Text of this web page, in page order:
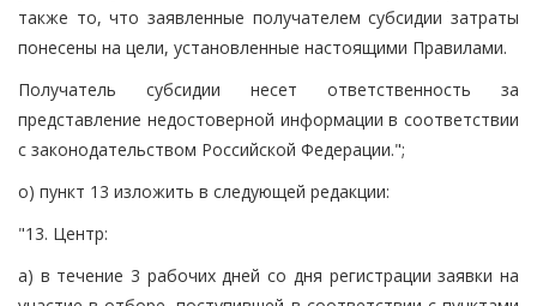
также то, что заявленные получателем субсидии затраты
понесены на цели, установленные настоящими Правилами.
Получатель субсидии несет ответственность за
представление недостоверной информации в соответствии
с законодательством Российской Федерации.";
о) пункт 13 изложить в следующей редакции:
"13. Центр:
а) в течение 3 рабочих дней со дня регистрации заявки на